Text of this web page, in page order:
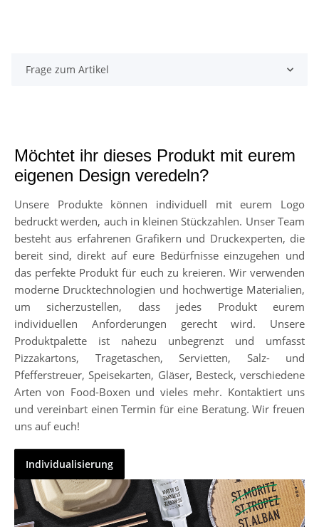
Frage zum Artikel
Möchtet ihr dieses Produkt mit eurem
eigenen Design veredeln?
Unsere Produkte können individuell mit eurem Logo
bedruckt werden, auch in kleinen Stückzahlen. Unser Team
besteht aus erfahrenen Grafikern und Druckexperten, die
bereit sind, direkt auf eure Bedürfnisse einzugehen und
das perfekte Produkt für euch zu kreieren. Wir verwenden
moderne Drucktechnologien und hochwertige Materialien,
um sicherzustellen, dass jedes Produkt eurem
individuellen Anforderungen gerecht wird. Unsere
Produktpalette ist nahezu unbegrenzt und umfasst
Pizzakartons, Tragetaschen, Servietten, Salz- und
Pfefferstreuer, Speisekarten, Gläser, Besteck, verschiedene
Arten von Food-Boxen und vieles mehr. Kontaktiert uns
und vereinbart einen Termin für eine Beratung. Wir freuen
uns auf euch!
Individualisierung